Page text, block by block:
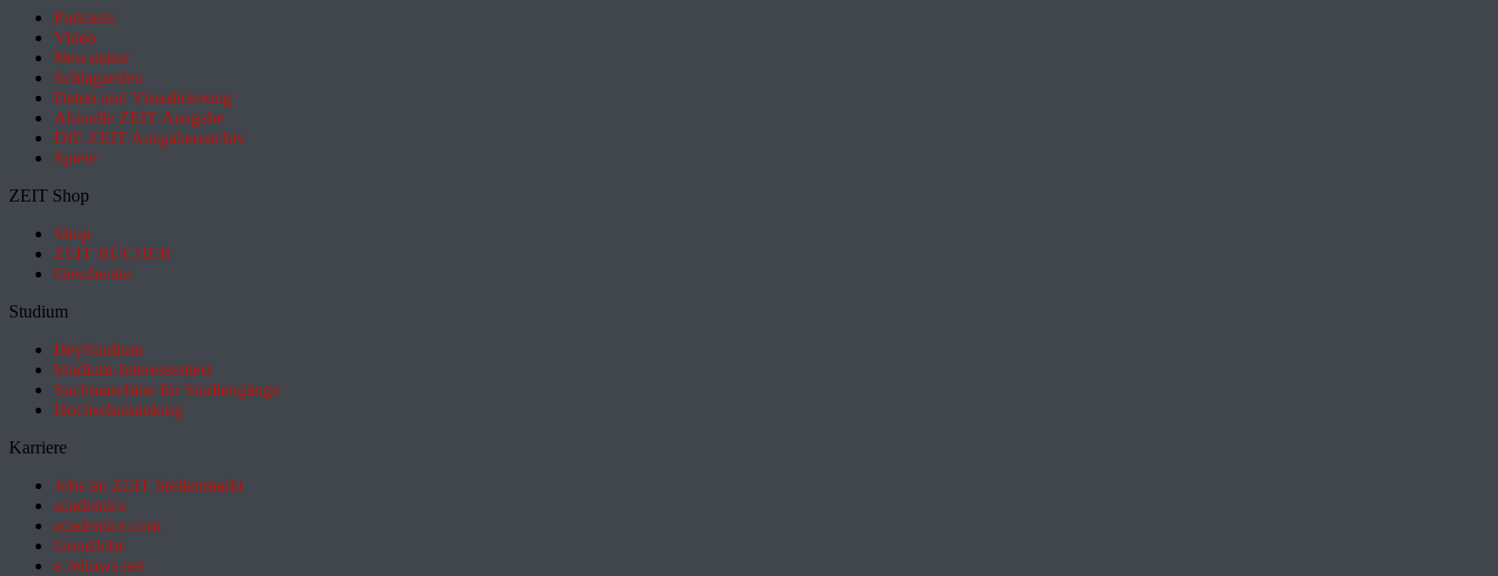
Podcasts
Video
Newsletter
Schlagzeilen
Daten und Visualisierung
Aktuelle ZEIT-Ausgabe
DIE ZEIT Ausgabenarchiv
Spiele
ZEIT Shop
Shop
ZEIT BÜCHER
Geschenke
Studium
HeyStudium
Studium-Interessentest
Suchmaschine für Studiengänge
Hochschulranking
Karriere
Jobs im ZEIT Stellenmarkt
academics
academics.com
GoodJobs
e-fellows.net